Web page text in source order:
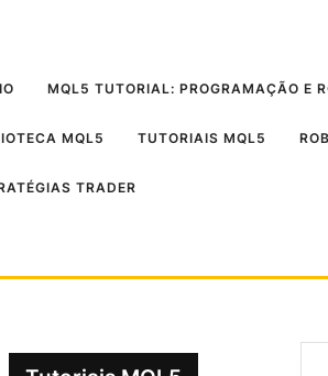
MQL5 TUTORIAL: PROGRAMAÇÃO E
MQL5 TUTORIAIS MQL5
TRADER